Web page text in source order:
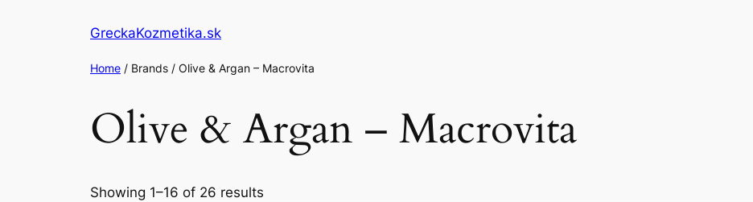
GreckaKozmetika.sk
Home / Brands / Olive & Argan – Macrovita
Olive & Argan – Macrovita
Showing 1–16 of 26 results